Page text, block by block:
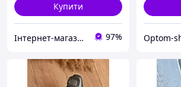
Купити
Інтернет-магазин Soloveiko.com.ua - одяг та взуття для всієї сім’ї, Україна 97%